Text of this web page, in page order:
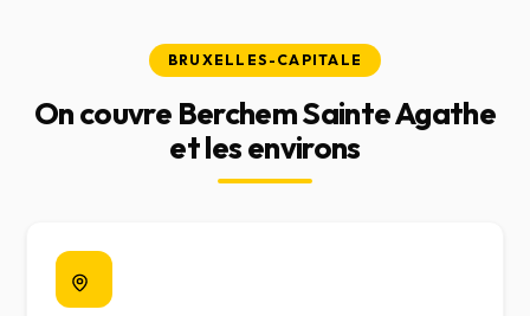
BRUXELLES-CAPITALE
On couvre Berchem Sainte Agathe
et les environs